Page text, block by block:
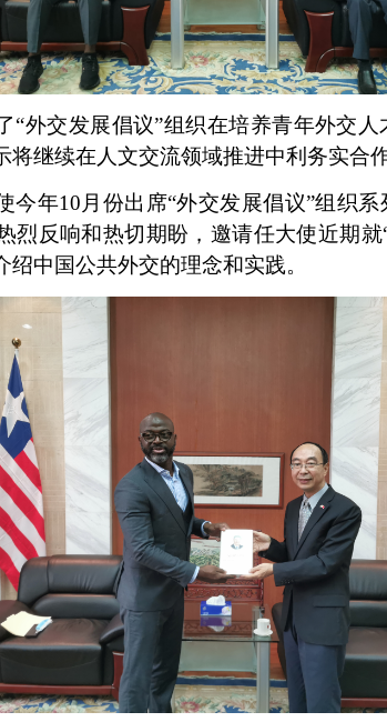
“外交发展倡议”组织在培养青年外交
继续在人文交流领域推进中利务实合作
今年10月份出席“外交发展倡议”组织
烈反响和热切期盼，邀请任大使近期
中国公共外交的理念和实践。